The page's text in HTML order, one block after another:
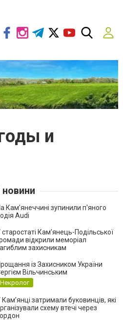
и
новини
Камʼянеччині зупинили п'яного
Audi
старостаті Кам’янець-Подільської
відкрили меморіал
захисникам
із Захисником України
Вільчинським
Некролог
Кам’янці затримали буковинців, які
схему втечі через